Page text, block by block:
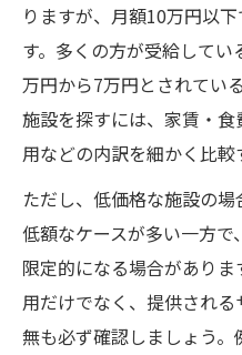
りますが、月額10万円以
す。多くの方が受給して
万円から7万円とされてい
施設を探すには、家賃・
用などの内訳を細かく比較
ただし、低価格な施設の
低額なケースが多い一方
限定的になる場合があり
用だけでなく、提供され
無も必ず確認しましょう